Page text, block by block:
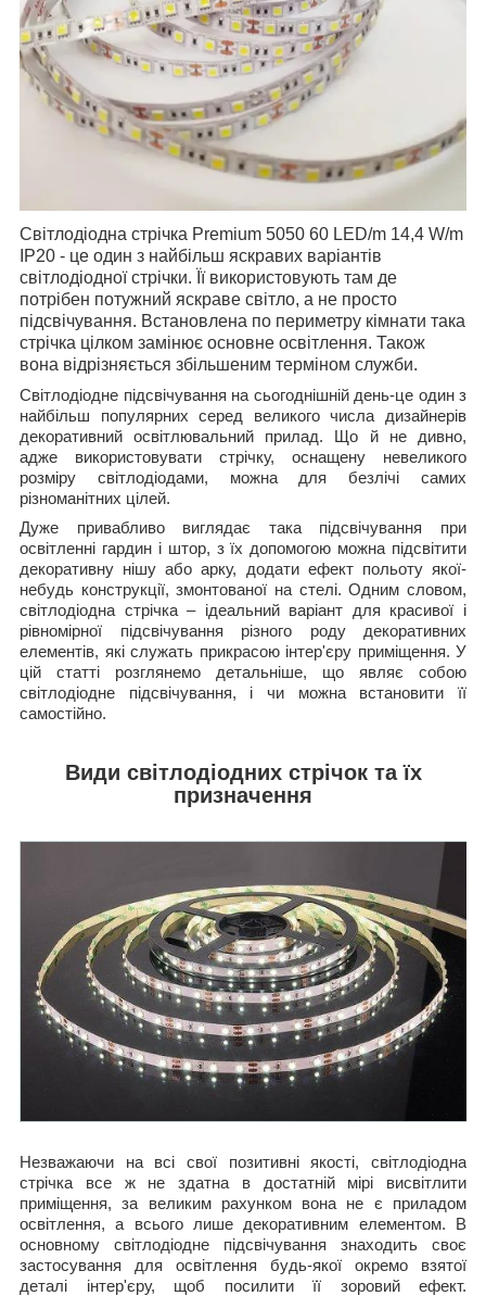
Світлодіодна стрічка Premium 5050 60 LED/m 14,4 W/m
IP20 - це один з найбільш яскравих варіантів
світлодіодної стрічки. Її використовують там де
потрібен потужний яскраве світло, а не просто
підсвічування. Встановлена по периметру кімнати така
стрічка цілком замінює основне освітлення. Також
вона відрізняється збільшеним терміном служби.
Світлодіодне підсвічування на сьогоднішній день-це один з
найбільш популярних серед великого числа дизайнерів
декоративний освітлювальний прилад. Що й не дивно,
адже використовувати стрічку, оснащену невеликого
розміру світлодіодами, можна для безлічі самих
різноманітних цілей.
Дуже привабливо виглядає така підсвічування при
освітленні гардин і штор, з їх допомогою можна підсвітити
декоративну нішу або арку, додати ефект польоту якої-
небудь конструкції, змонтованої на стелі. Одним словом,
світлодіодна стрічка – ідеальний варіант для красивої і
рівномірної підсвічування різного роду декоративних
елементів, які служать прикрасою інтер'єру приміщення. У
цій статті розглянемо детальніше, що являє собою
світлодіодне підсвічування, і чи можна встановити її
самостійно.
Види світлодіодних стрічок та їх
призначення
Незважаючи на всі свої позитивні якості, світлодіодна
стрічка все ж не здатна в достатній мірі висвітлити
приміщення, за великим рахунком вона не є приладом
освітлення, а всього лише декоративним елементом. В
основному світлодіодне підсвічування знаходить своє
застосування для освітлення будь-якої окремо взятої
деталі інтер'єру, щоб посилити її зоровий ефект.